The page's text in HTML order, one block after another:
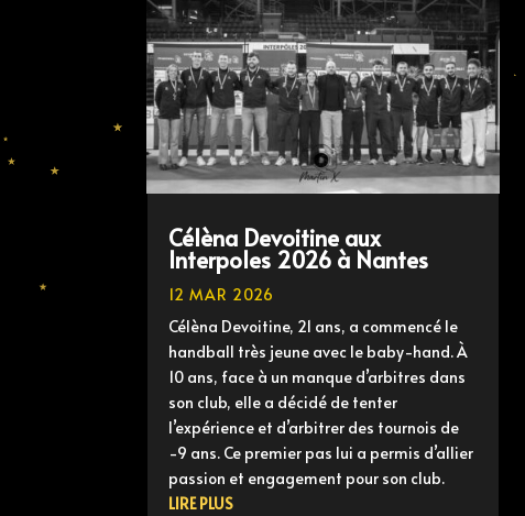
Célèna Devoitine aux
Interpoles 2026 à Nantes
12 MAR 2026
Célèna Devoitine, 21 ans, a commencé le
handball très jeune avec le baby-hand. À
10 ans, face à un manque d’arbitres dans
son club, elle a décidé de tenter
l’expérience et d’arbitrer des tournois de
-9 ans. Ce premier pas lui a permis d’allier
passion et engagement pour son club.
LIRE PLUS